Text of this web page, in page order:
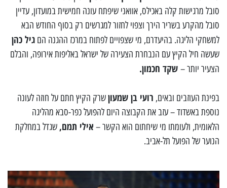
סובל מרגישות קלה באכילס, אוואני שיפתח עונה חמישית במועדון, עדיין
סובל מהקרע בשריר הירך וצפוי לחזור למגרשים רק בסוף החודש הבא
למשחקי הליגה. בהיעדרם, מי שצפויים לפתוח במרכז ההגנה הם גיל כהן
שעשה חיל הקיץ עם הנבחרת הצעירה של ישראל באליפות אירופה, והבלם
הצעיר יותר – שקד חכמון.
בפינת העוזבים ובאים, רועי בן שמעוןשרק הקיץ חתם על חוזה לעונה
נוספת באשדוד – עזב את הקבוצה היום להפועל כפר-סבא מהליגה
הלאומית, ולעומתו מי שיחתום הוא הקשר – אילי תמם, שגדל במחלקת
הנוער של הפועל תל-אביב.